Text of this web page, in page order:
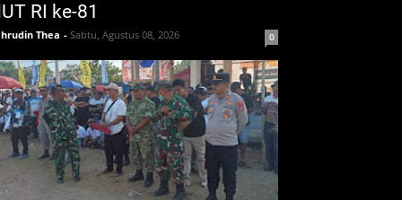
RI ke-81
Thea - Sabtu, Agustus 08, 2026 0